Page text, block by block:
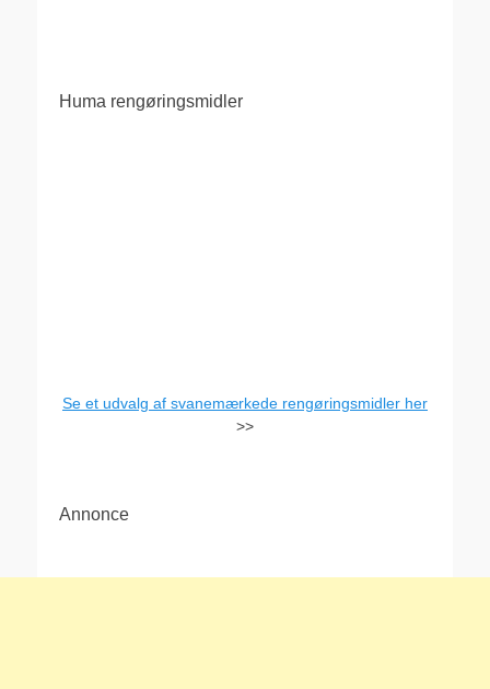
Huma rengøringsmidler
Se et udvalg af svanemærkede rengøringsmidler her
>>
Annonce